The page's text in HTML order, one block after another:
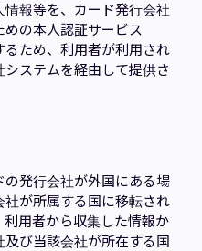
報等を、カード発行会社
の本人認証サービス
るため、利用者が利用され
ステムを経由して提供さ
発行会社が外国にある場
が所属する国に移転され
用者から収集した情報か
び当該会社が所在する国